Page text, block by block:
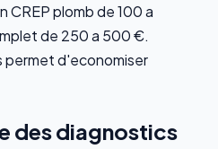
CREP plomb de 100 a
de 250 a 500 €.
permet d'economiser
des diagnostics